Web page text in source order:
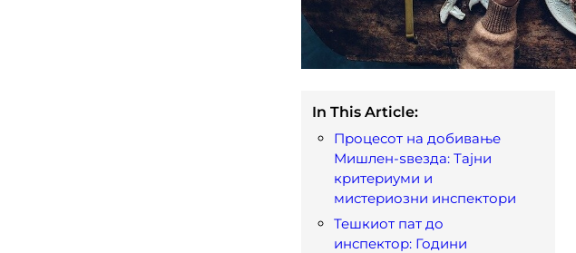
In This Article:
Процесот на добивање
Мишлен-ѕвезда: Тајни
критериуми и
мистериозни инспектори
Тешкиот пат до
инспектор: Години